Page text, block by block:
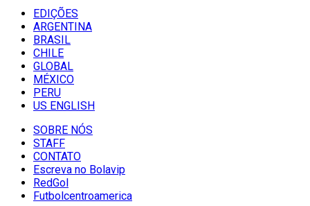
EDIÇÕES
ARGENTINA
BRASIL
CHILE
GLOBAL
MÉXICO
PERU
US ENGLISH
SOBRE NÓS
STAFF
CONTATO
Escreva no Bolavip
RedGol
Futbolcentroamerica